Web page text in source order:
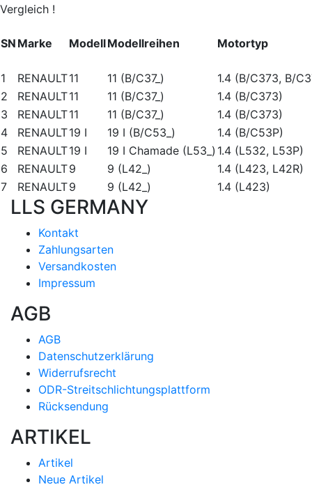
Vergleich !
SN Marke ModellModellreihen Motortyp
1 RENAULT11 11 (B/C37_)
1.4 (B/C373, B/
2
RENAULT11 11 (B/C37_)
1.4 (B/C373)
3
RENAULT11 11 (B/C37_)
1.4 (B/C373)
4
RENAULT19 I 19 I (B/C53_)
1.4 (B/C53P)
5
RENAULT19 I 19 I Chamade (L53_) 1.4 (L532, L53P)
6
RENAULT9 9 (L42_)
1.4 (L423, L42R)
7
RENAULT9 9 (L42_) 1.4 (L423)
LLS GERMANY
Kontakt
Zahlungsarten
Versandkosten
Impressum
AGB
AGB
Datenschutzerklärung
Widerrufsrecht
ODR-Streitschlichtungsplattform
Rücksendung
ARTIKEL
Artikel
Neue Artikel